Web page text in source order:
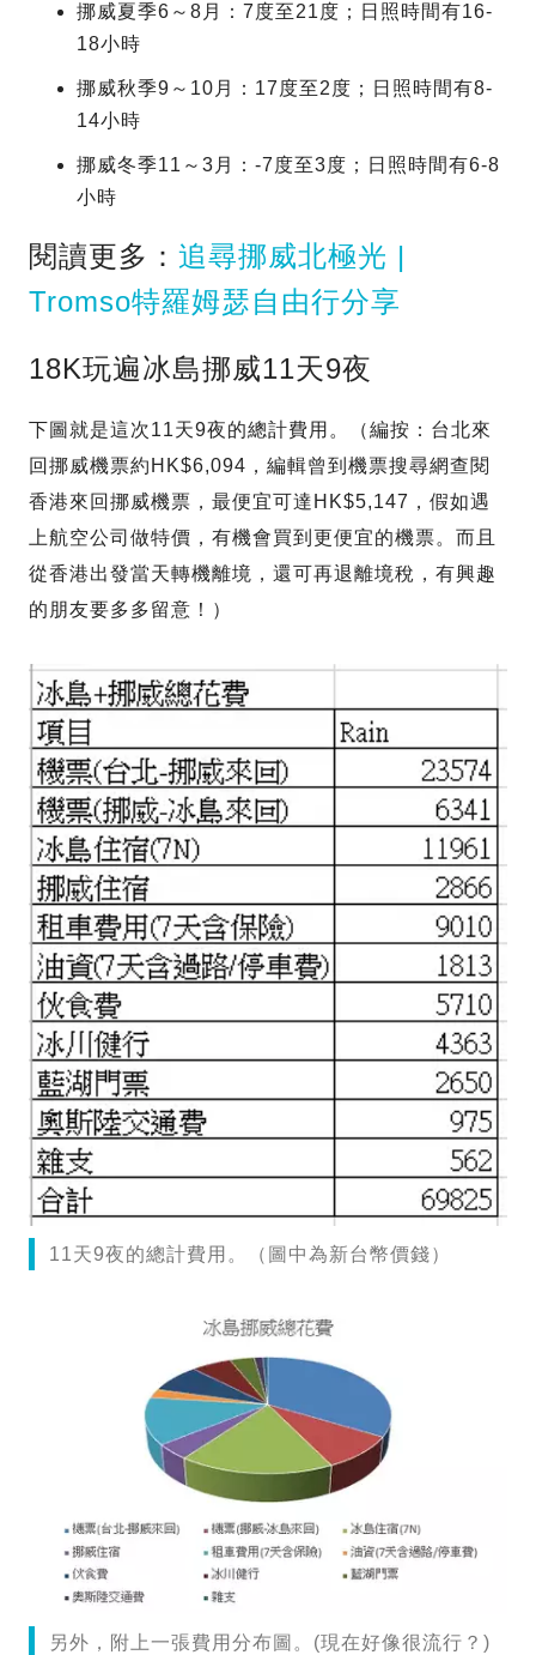
挪威夏季6～8月：7度至21度；日照時間有16-
18小時
挪威秋季9～10月：17度至2度；日照時間有8-
14小時
挪威冬季11～3月：-7度至3度；日照時間有6-8
小時
閱讀更多： 追尋挪威北極光 |
Tromso特羅姆瑟自由行分享
18K玩遍冰島挪威11天9夜
下圖就是這次11天9夜的總計費用。（編按：台北來
回挪威機票約HK$6,094，編輯曾到機票搜尋網查閱
香港來回挪威機票，最便宜可達HK$5,147，假如遇
上航空公司做特價，有機會買到更便宜的機票。而且
從香港出發當天轉機離境，還可再退離境稅，有興趣
的朋友要多多留意！）
11天9夜的總計費用。（圖中為新台幣價錢）
另外，附上一張費用分布圖。(現在好像很流行？)